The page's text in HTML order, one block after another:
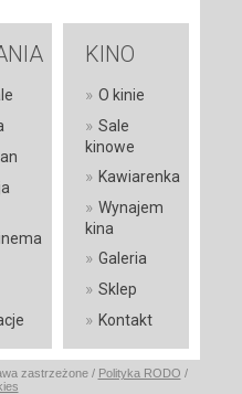
KINO
» O kinie
» Sale
kinowe
» Kawiarenka
» Wynajem
kina
» Galeria
» Sklep
» Kontakt
zastrzeżone / Polityka RODO /